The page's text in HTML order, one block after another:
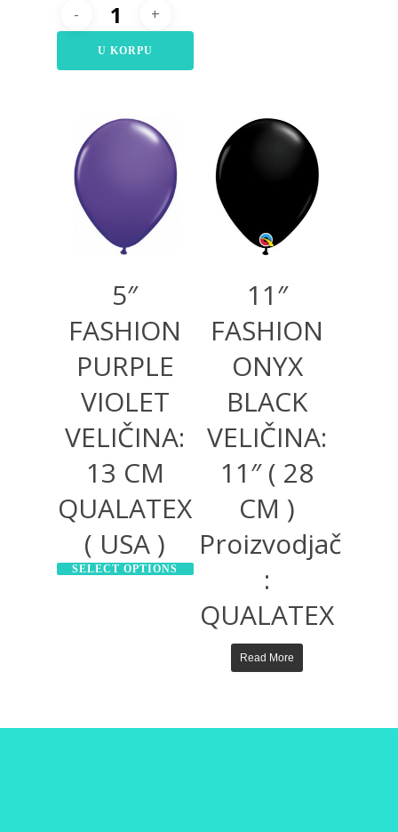
U KORPU
250,00
800,00
RSD
5″
FASHION
PURPLE
VIOLET
VELIČINA:
13 CM
QUALATEX
( USA )
SELECT OPTIONS
11″
FASHION
ONYX
BLACK
VELIČINA:
11″ ( 28
CM )
Proizvodjač
:
QUALATEX
Read More